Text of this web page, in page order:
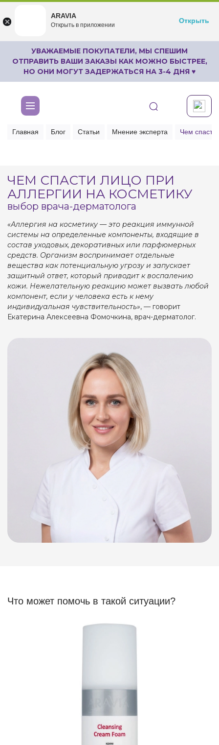
undefined
Бесплатноru.aravia.new
Открыть
УВАЖАЕМЫЕ ПОКУПАТЕЛИ, МЫ СПЕШИМ
ОТПРАВИТЬ ВАШИ ЗАКАЗЫ КАК МОЖНО БЫСТРЕЕ,
НО ОНИ МОГУТ ЗАДЕРЖАТЬСЯ НА 3-4 ДНЯ ♥
Главная Блог Статьи Мнение эксперта Чем спасти
ЧЕМ СПАСТИ ЛИЦО ПРИ
АЛЛЕРГИИ НА КОСМЕТИКУ
выбор врача-дерматолога
«Аллергия на косметику — это реакция иммунной
системы на определенные компоненты, входящие в
состав уходовых, декоративных или парфюмерных
средств. Организм воспринимает отдельные
вещества как потенциальную угрозу и запускает
защитный ответ, который приводит к воспалению
кожи. Нежелательную реакцию может вызвать любой
компонент, если у человека есть к нему
индивидуальная чувствительность», — говорит
Екатерина Алексеевна Фомочкина, врач-дерматолог.
Что может помочь в такой ситуации?
ARAVIA
Открыть в приложении
Открыть